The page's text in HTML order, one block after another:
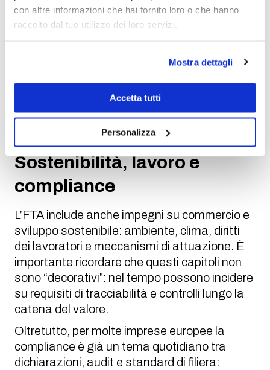
con altre informazioni che hai fornito loro o che hanno
raccolto dal tuo utilizzo dei loro servizi.
Mostra dettagli
Accetta tutti
Personalizza
prevedibilità. Un accordo “moderno” mira a
ridurre quell’area grigia fatta di
variabili. Questo, per chi spedisce container
programmazione degli arrivi, soprattutto
quando ci sono finestre produttive o
consegne just-in-time.
Sostenibilità, lavoro e
compliance
L’FTA include anche impegni su commercio e
sviluppo sostenibile: ambiente, clima, diritti
dei lavoratori e meccanismi di attuazione. È
importante ricordare che questi capitoli non
sono “decorativi”: nel tempo possono incidere
su requisiti di tracciabilità e controlli lungo la
catena del valore.
Oltretutto, per molte imprese europee la
compliance è già un tema quotidiano tra
dichiarazioni, audit e standard di filiera: